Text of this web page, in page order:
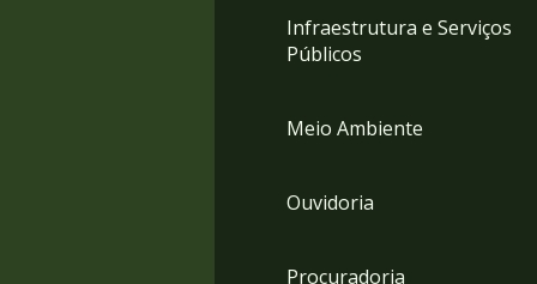
Infraestrutura e Serviços
Públicos
Meio Ambiente
Ouvidoria
Procuradoria